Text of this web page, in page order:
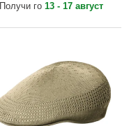
Получи го 13 - 17 август